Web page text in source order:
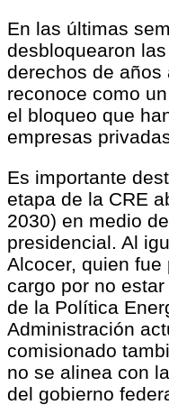
En las últimas
desbloquearon
derechos de años
reconoce como
el bloqueo que
empresas
Es importante
etapa de la CRE
2030) en medio
presidencial. Al
Alcocer, quien
cargo por no
de la Política
Administración
comisionado
no se alinea con
del gobierno